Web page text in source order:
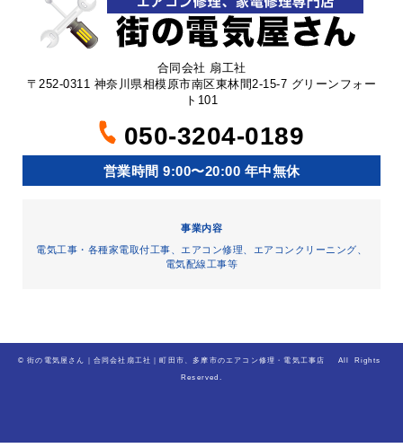
合同会社 扇工社
〒252-0311 神奈川県相模原市南区東林間2-15-7 グリーンフォー
ト101
050-3204-0189
営業時間 9:00〜20:00 年中無休
事業内容
電気工事・各種家電取付工事、エアコン修理、エアコンクリーニング、
電気配線工事等
©街の電気屋さん｜合同会社扇工社｜町田市、多摩市のエアコン修理・電気工事店
All Rights
Reserved.